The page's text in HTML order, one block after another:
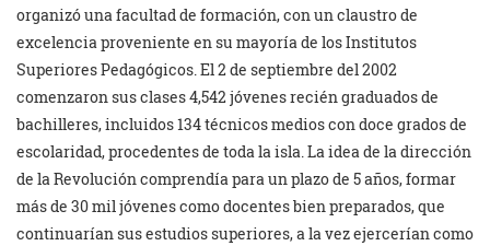
organizó una facultad de formación, con un claustro de
excelencia proveniente en su mayoría de los Institutos
Superiores Pedagógicos. El 2 de septiembre del 2002
comenzaron sus clases 4,542 jóvenes recién graduados de
bachilleres, incluidos 134 técnicos medios con doce grados de
escolaridad, procedentes de toda la isla. La idea de la dirección
de la Revolución comprendía para un plazo de 5 años, formar
más de 30 mil jóvenes como docentes bien preparados, que
continuarían sus estudios superiores, a la vez ejercerían como